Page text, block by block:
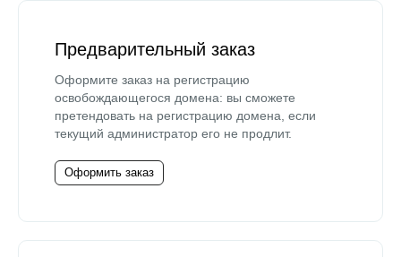
Предварительный заказ
Оформите заказ на регистрацию
освобождающегося домена: вы сможете
претендовать на регистрацию домена, если
текущий администратор его не продлит.
Оформить заказ